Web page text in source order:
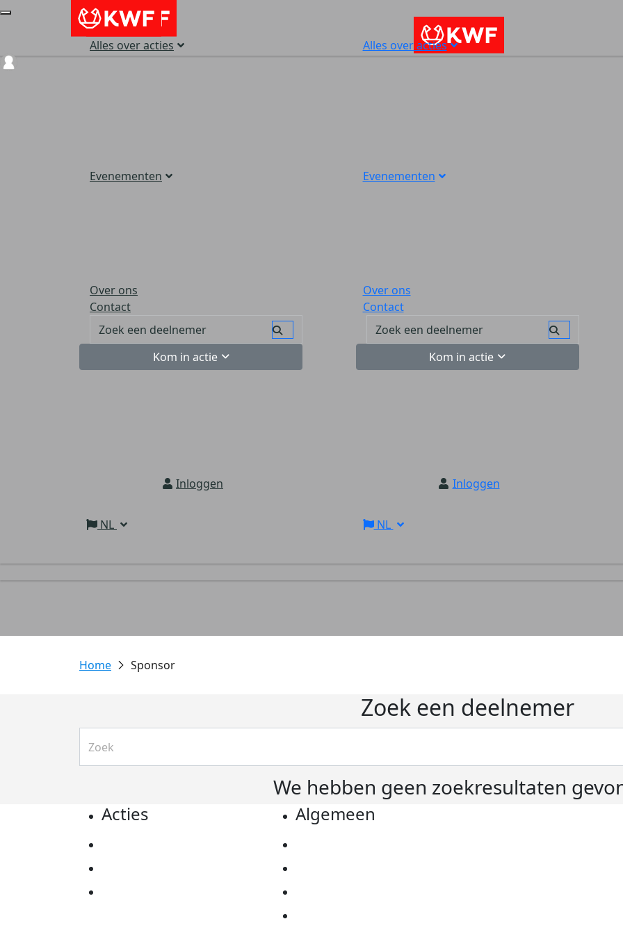
Alles over acties
Evenementen
Over ons
Contact
Kom in actie
Inloggen
NL
Alles over acties
Evenementen
Over ons
Contact
Kom in actie
Inloggen
NL
Sponsor
Zoek een deelnemer
We hebben geen zoekresultaten
Acties Algemeen